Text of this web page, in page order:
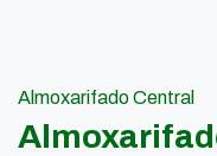
Almoxarifado Central